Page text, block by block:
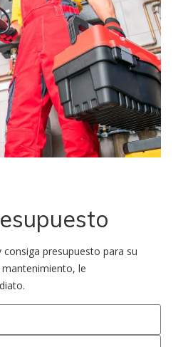
presupuesto para su
le